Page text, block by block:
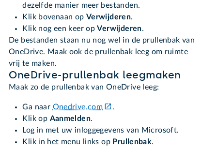
dezelfde manier meer bestanden.
Klik bovenaan op Verwijderen.
Klik nog een keer opVerwijderen.
De bestanden staan nu nog wel in de prullenbak van
OneDrive. Maak ook de prullenbak leeg om ruimte
vrij te maken.
OneDrive-prullenbak leegmaken
Maak zo de prullenbak van OneDrive leeg:
Ga naar Onedrive.com
.
Klik op Aanmelden.
Log in met uw inloggegevens van Microsoft.
Klik in het menu links op Prullenbak.